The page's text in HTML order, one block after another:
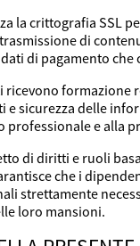
la crittografia SSL
di
di pagamento che
ricevono formazione
e sicurezza delle
professionale e alla
di diritti e ruoli
che i
strettamente
loro mansioni.